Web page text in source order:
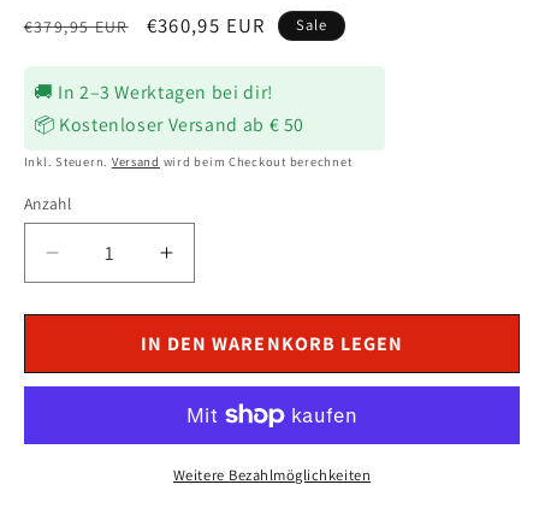
Normaler
€379,95 EUR Verkaufspreis
€360,95 EUR Sale
🚚 In 2–3 Werktagen bei dir!
📦 Kostenloser Versand ab € 50
Inkl. Steuern. Versand wird beim Checkout berechnet
Anzahl
Verringere
die
Menge
HURRIC
silber
Erhöhe
die
Menge
für
HURRIC
Auspuff
silber
passend
IN DEN WARENKORB LEGEN
Weitere Bezahlmöglichkeiten